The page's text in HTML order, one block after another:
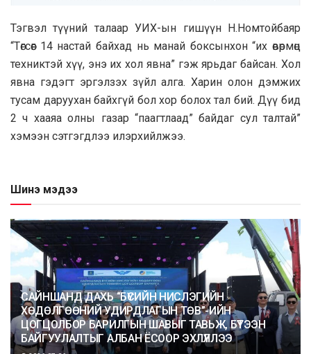
Тэгвэл түүний талаар УИХ-ын гишүүн Н.Номтойбаяр
“Төгсөөг 14 настай байхад нь манай боксынхон “их өвөрмөц
техниктэй хүү, энэ их хол явна” гэж ярьдаг байсан. Хол
явна гэдэгт эргэлзэх зүйл алга. Харин олон дэмжих
тусам даруухан байхгүй бол хор болох тал бий. Дүү бид
2 ч хааяа олны газар “паагтлаад” байдаг сул талтай”
хэмээн сэтгэгдлээ илэрхийлжээ.
Шинэ мэдээ
САЙНШАНД ДАХЬ “БҮСИЙН НИСЛЭГИЙН
ХӨДӨЛГӨӨНИЙ УДИРДЛАГЫН ТӨВ”-ИЙН
ЦОГЦОЛБОР БАРИЛГЫН ШАВЫГ ТАВЬЖ, БҮТЭЭН
БАЙГУУЛАЛТЫГ АЛБАН ЁСООР ЭХЛҮҮЛЛЭЭ